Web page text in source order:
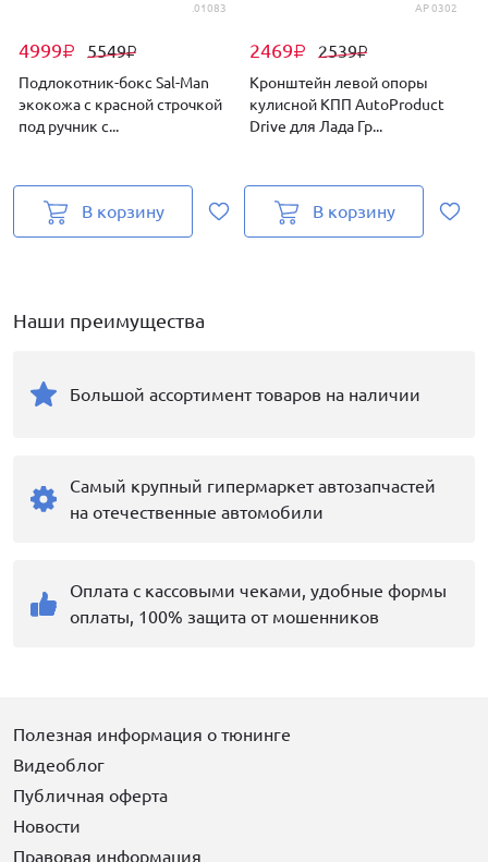
.01083
4999₽ 5549₽
Подлокотник-бокс Sal-Man
экокожа с красной строчкой
под ручник с...
В корзину
AP 0302
2469₽ 2539₽
Кронштейн левой опоры
кулисной КПП AutoProduct
Drive для Лада Гр...
В корзину
Наши преимущества
Большой ассортимент товаров на наличии
Самый крупный гипермаркет автозапчастей
на отечественные автомобили
Оплата с кассовыми чеками, удобные формы
оплаты, 100% защита от мошенников
Полезная информация о тюнинге
Видеоблог
Публичная оферта
Новости
Правовая информация